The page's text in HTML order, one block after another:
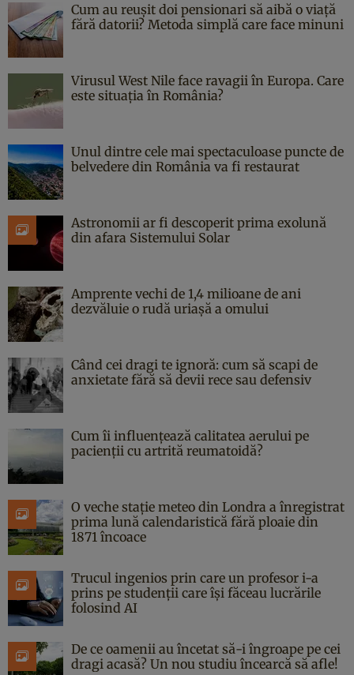
Cum au reușit doi pensionari să aibă o viață
fără datorii? Metoda simplă care face minuni
Virusul West Nile face ravagii în Europa. Care
este situația în România?
Unul dintre cele mai spectaculoase puncte de
belvedere din România va fi restaurat
Astronomii ar fi descoperit prima exolună
din afara Sistemului Solar
Amprente vechi de 1,4 milioane de ani
dezvăluie o rudă uriașă a omului
Când cei dragi te ignoră: cum să scapi de
anxietate fără să devii rece sau defensiv
Cum îi influențează calitatea aerului pe
pacienții cu artrită reumatoidă?
O veche stație meteo din Londra a înregistrat
prima lună calendaristică fără ploaie din
1871 încoace
Trucul ingenios prin care un profesor i-a
prins pe studenții care își făceau lucrările
folosind AI
De ce oamenii au încetat să-i îngroape pe cei
dragi acasă? Un nou studiu încearcă să afle!